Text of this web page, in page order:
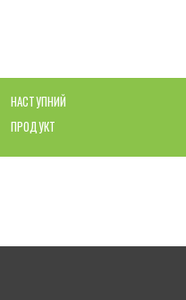
НАСТУПНИЙ
ПРОДУКТ